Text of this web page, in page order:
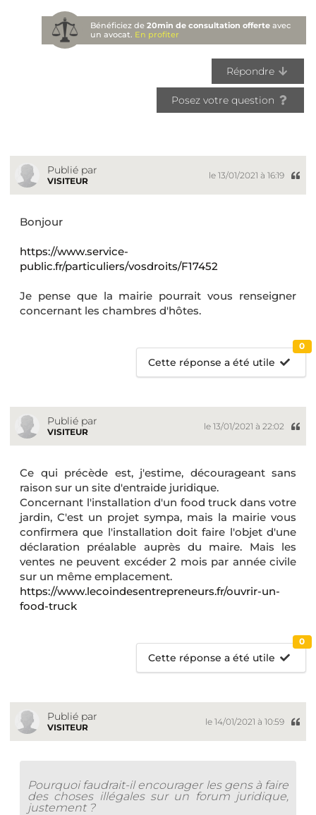
Bénéficiez de20min de consultation offerte avec
un avocat. En profiter
Répondre
Posez votre question
Publié par
VISITEUR
le 13/01/2021 à 16:19
Bonjour
https://www.service-
public.fr/particuliers/vosdroits/F17452
Je pense que la mairie pourrait vous renseigner
concernant les chambres d'hôtes.
Cette réponse a été utile
0
Publié par
VISITEUR
le 13/01/2021 à 22:02
Ce qui précède est, j'estime, décourageant sans
raison sur un site d'entraide juridique.
Concernant l'installation d'un food truck dans votre
jardin, C'est un projet sympa, mais la mairie vous
confirmera que l'installation doit faire l'objet d'une
déclaration préalable auprès du maire. Mais les
ventes ne peuvent excéder 2 mois par année civile
sur un même emplacement.
https://www.lecoindesentrepreneurs.fr/ouvrir-un-
food-truck
Cette réponse a été utile
0
Publié par
VISITEUR
le 14/01/2021 à 10:59
Pourquoi faudrait-il encourager les gens à faire
des choses illégales sur un forum juridique,
justement ?